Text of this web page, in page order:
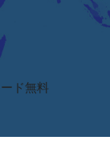
ド無料